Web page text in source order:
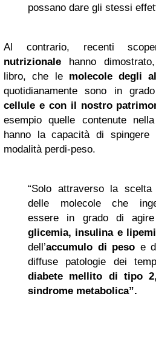
possano dare gli stessi
Al contrario, recenti
nutrizionale hanno
libro,che le molecole degli
quotidianamente sono in
cellule e con il nostro
esempio quelle contenute
hanno la capacità di spingere
modalità perdi-peso.
“Solo attraverso la
delle molecole che
essere in grado di
glicemia, insulina e
dell’accumulo di peso e
diffuse patologie dei
diabete mellito di tipo
sindrome metabolica”.